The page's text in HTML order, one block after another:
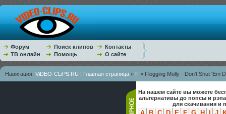
Форум Поиск клипов
Контакты
ТВ онлайн
Помощь О сайте
Навигация: ViDEO-CLiPS.RU | Главная страница » F » Flogging Molly - Don't Shut 'Em
На нашем сайте вы можете
альтернативы до попсы и
для скачивания и